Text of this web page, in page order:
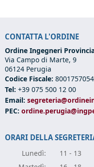
CONTATTA L'ORDINE
Ordine Ingegneri
Via Campo di Marte, 9
06124 Perugia
Codice Fiscale:
Tel: +39 075 500 12 00
Email:
PEC:
ORARI DELLA
Lunedì:
11 - 13